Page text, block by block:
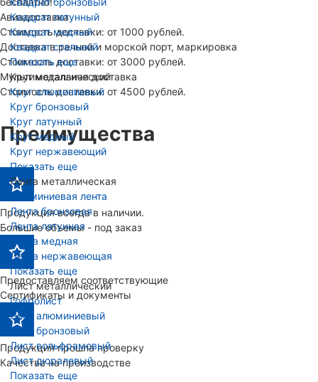
Квадрат латунный
Квадрат медный
Квадрат стальной
Показать еще
Круг металлический
Круг алюминиевый
Круг бронзовый
Круг латунный
Круг медный
Круг нержавеющий
Показать еще
Лента металлическая
Алюминиевая лента
Лента бронзовая
Лента латунная
Лента медная
Лента нержавеющая
Показать еще
Лист металлический
Гофролист
Лист алюминиевый
Лист бронзовый
Лист вольфрамовый
Лист дюралевый
Показать еще
Авиадоставка
Стоимость доставки: от 1000 рублей.
Доставка в речной и морской порт, маркировка
Стоимость доставки: от 3000 рублей.
Мультимодальная доставка
Стоимость доставки: от 4500 рублей.
Преимущества
Продукция всегда в наличии.
Большие объемы - под заказ
Предоставляем соответствующие
Сертификаты и документы
Продукция прошла проверку
Качества на производстве